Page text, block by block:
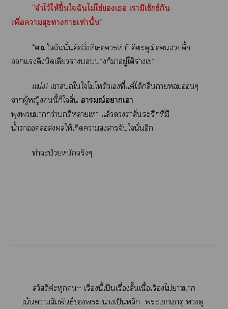
“จำไว้ให้ขึ้นใฉันไม่ใช่เ เามีเซ็กซ์กัน
เพื่อาสุขาาเท่านั้น”
“าใฉันนั่นคือสิ่งที่เทำ” คีตะดุเมื่อดื้อ
แดึงนิดเดียวร่างาก็าอยู่ใต้ร่างเา
แม่ง! เาใใโโตัวเที่แค่ได้กลิ่นาอ่อนๆ
าผู้หญิงนี้ก็ใสั่น อารมณ์าเา
พุ่งากว่าติาเท่า แล้วาสั่นระริกที่มี
น้ำาส่งให้เกิดาาจับในั่นอีก
ท่าะป่วยหนักจริงๆ
สวัสดีค่ะทุก~ เรื่องนี้เป็นเรื่องสั้นเนื้อเรื่องไม่าา
เน้นาสัมพันธ์ะ-าเป็นหลัก ะเเาดุ ดุ